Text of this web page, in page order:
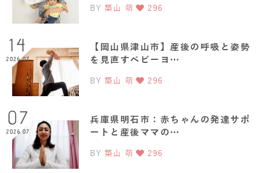
BY 築山 萌 296
14
2026.07
【岡山県津山市】産後の呼吸と姿勢
を見直すベビーヨ…
BY 築山 萌 296
07
2026.07
兵庫県明石市：赤ちゃんの発達サポ
ートと産後ママの…
BY 築山 萌 296